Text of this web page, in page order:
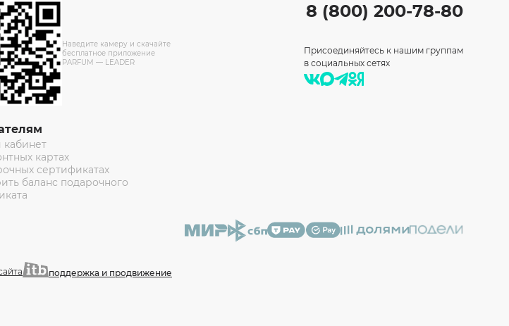
Наведите камеру и скачайте
бесплатное приложение
PARFUM — LEADER
картах
сертификатах
баланс подарочного
8 (800) 200-78-80
Присоединяйтесь к нашим группам
в социальных сетях
поддержка и продвижение